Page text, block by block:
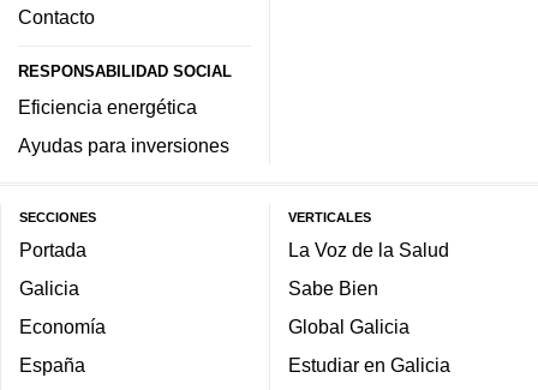
Contacto
RESPONSABILIDAD SOCIAL
Eficiencia energética
Ayudas para inversiones
SECCIONES
Portada
Galicia
Economía
España
VERTICALES
La Voz de la Salud
Sabe Bien
Global Galicia
Estudiar en Galicia